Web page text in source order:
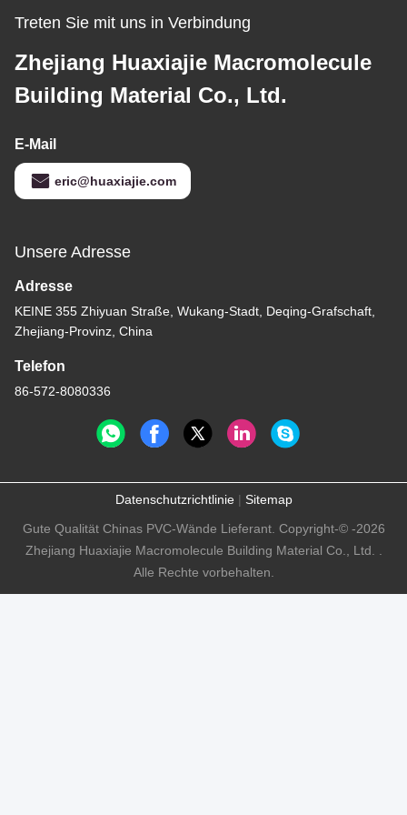
Treten Sie mit uns in Verbindung
Zhejiang Huaxiajie Macromolecule
Building Material Co., Ltd.
E-Mail
eric@huaxiajie.com
Unsere Adresse
Adresse
KEINE 355 Zhiyuan Straße, Wukang-Stadt, Deqing-Grafschaft,
Zhejiang-Provinz, China
Telefon
86-572-8080336
Datenschutzrichtlinie| Sitemap
Gute Qualität Chinas PVC-Wände Lieferant. Copyright-© -2026
Zhejiang Huaxiajie Macromolecule Building Material Co., Ltd. .
Alle Rechte vorbehalten.